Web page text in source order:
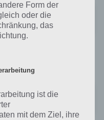
& Videos
Form der
oder die
das
ist die
mit dem Ziel, ihre